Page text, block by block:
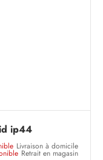
ip44
Livraison à domicile
Retrait en magasin